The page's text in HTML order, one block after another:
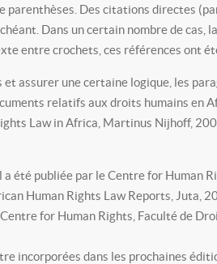
Des citations directes
Dans un certain nombre de
entre crochets, ces références ont
assurer une certaine logique, les
relatifs aux droits humains en
Law in Africa, Martinus Nijhoff,
a été publiée par le Centre for Human
Human Rights Law Reports, Juta,
for Human Rights, Faculté de
incorporées dans les prochaines